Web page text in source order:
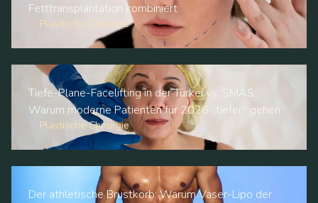
Fetttransplantation kombiniert
Plastische Chirurgie
Tiefe-Plane-Facelifting in der Türkei vs. SMAS:
Warum moderne Patienten für 2026 „tiefer“ gehen
Plastische Chirurgie
Der athletische Brustkorb: Warum Vaser-Lipo der